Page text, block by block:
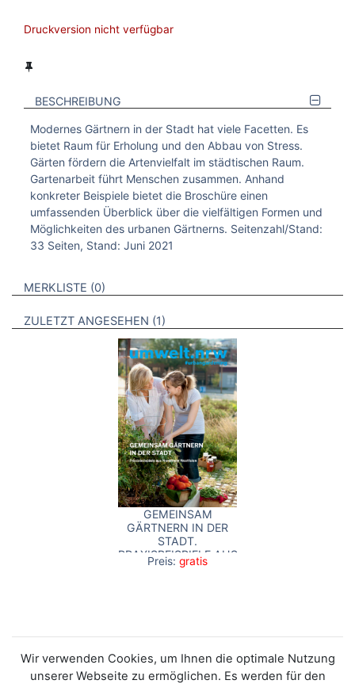
Druckversion nicht verfügbar
BESCHREIBUNG
Modernes Gärtnern in der Stadt hat viele Facetten. Es
bietet Raum für Erholung und den Abbau von Stress.
Gärten fördern die Artenvielfalt im städtischen Raum.
Gartenarbeit führt Menschen zusammen. Anhand
konkreter Beispiele bietet die Broschüre einen
umfassenden Überblick über die vielfältigen Formen und
Möglichkeiten des urbanen Gärtnerns. Seitenzahl/Stand:
33 Seiten, Stand: Juni 2021
VERWEISE AUF VERMERKTE- ODER ZULETZT ANGESEHENE
MERKLISTE 0 BROSCHÜREN
ZULETZT ANGESEHEN 1 BROSCHÜREN
GEMEINSAM
GÄRTNERN IN DER
STADT.
PRAXISBEISPIELE AUS
NORDRHEIN-
Preis: gratis
Wir verwenden Cookies, um Ihnen die optimale Nutzung
unserer Webseite zu ermöglichen. Es werden für den